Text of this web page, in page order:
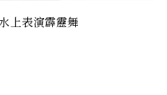
上表演霹靂舞